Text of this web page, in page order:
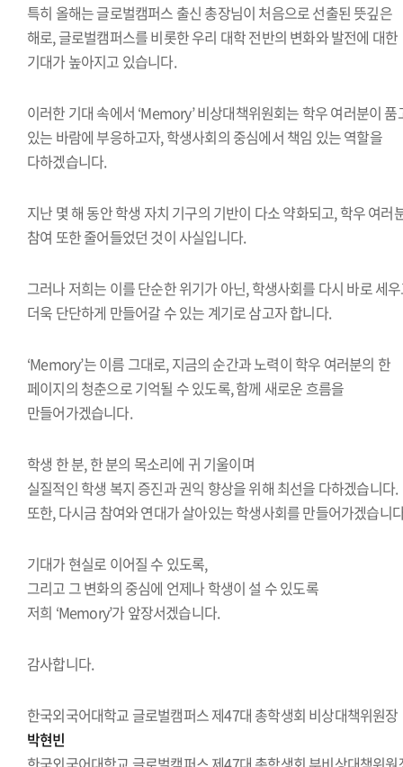
특히 올해는 글로벌캠퍼스 출신 총장님이 처음으로 선출된 뜻깊은
해로, 글로벌캠퍼스를 비롯한 우리 대학 전반의 변화와 발전에 대한
기대가 높아지고 있습니다.
이러한 기대 속에서 ‘Memory’ 비상대책위원회는 학우 여러분이 품
있는 바람에 부응하고자, 학생사회의 중심에서 책임 있는 역할을
다하겠습니다.
지난 몇 해 동안 학생 자치 기구의 기반이 다소 약화되고, 학우 여러
참여 또한 줄어들었던 것이 사실입니다.
그러나 저희는 이를 단순한 위기가 아닌, 학생사회를 다시 바로 세
더욱 단단하게 만들어갈 수 있는 계기로 삼고자 합니다.
‘Memory’는 이름 그대로, 지금의 순간과 노력이 학우 여러분의 한
페이지의 청춘으로 기억될 수 있도록, 함께 새로운 흐름을
만들어가겠습니다.
학생 한 분, 한 분의 목소리에 귀 기울이며
실질적인 학생 복지 증진과 권익 향상을 위해 최선을 다하겠습니다.
또한, 다시금 참여와 연대가 살아있는 학생사회를 만들어가겠습니
기대가 현실로 이어질 수 있도록,
그리고 그 변화의 중심에 언제나 학생이 설 수 있도록
저희 ‘Memory’가 앞장서겠습니다.
감사합니다.
한국외국어대학교 글로벌캠퍼스 제47대 총학생회 비상대책위원장
박현빈